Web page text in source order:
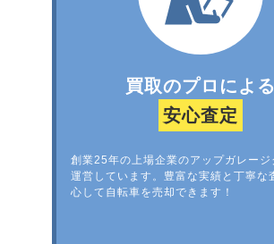
買取のプロによる
安心査定
創業25年の上場企業のアップガレージ
運営しています。豊富な実績と丁寧な
心して自転車を売却できます！